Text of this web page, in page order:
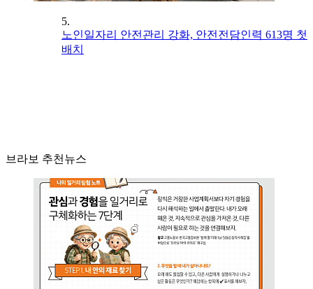
5.
노인일자리 안전관리 강화, 안전전담인력 613명 첫
배치
브라보 추천뉴스